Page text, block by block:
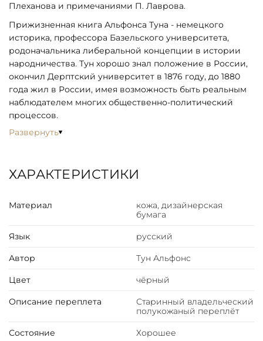
Плеханова и примечаниями П. Лаврова.
Прижизненная книга Альфонса Туна - немецкого
историка, профессора Базельского университета,
родоначальника либеральной концепции в истории
народничества. Тун хорошо знал положение в России,
окончил Дерптский университет в 1876 году, до 1880
года жил в России, имея возможность быть реальным
наблюдателем многих общественно-политический
процессов.
Развернуть
ХАРАКТЕРИСТИКИ
Материал
кожа, дизайнерская
бумага
Язык русский
Автор Тун Альфонс
Цвет чёрный
Описание переплета
Старинный владельческий
полукожаный переплёт
Состояние Хорошее